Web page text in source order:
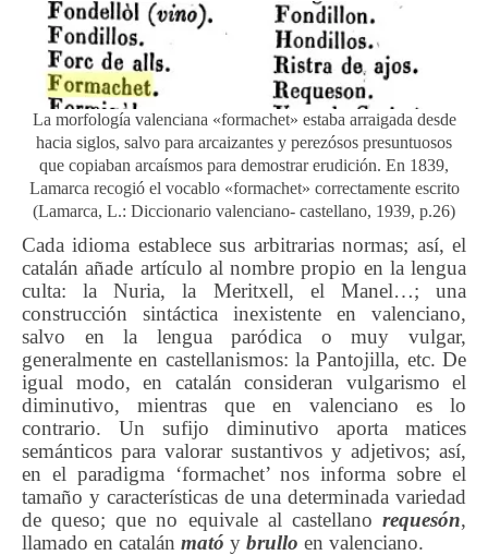
La morfología valenciana «formachet» estaba arraigada desde
hacia siglos, salvo para arcaizantes y perezósos presuntuosos
que copiaban arcaísmos para demostrar erudición. En 1839,
Lamarca recogió el vocablo «formachet» correctamente escrito
(Lamarca, L.: Diccionario valenciano- castellano, 1939, p.26)
Cada idioma establece sus arbitrarias normas; así, el
catalán añade artículo al nombre propio en la lengua
culta: la Nuria, la Meritxell, el Manel…; una
construcción sintáctica inexistente en valenciano,
salvo en la lengua paródica o muy vulgar,
generalmente en castellanismos: la Pantojilla, etc. De
igual modo, en catalán consideran vulgarismo el
diminutivo, mientras que en valenciano es lo
contrario. Un sufijo diminutivo aporta matices
semánticos para valorar sustantivos y adjetivos; así,
en el paradigma ‘formachet’ nos informa sobre el
tamaño y características de una determinada variedad
de queso; que no equivale al castellano requesón,
llamado en catalán mató y brullo en valenciano.